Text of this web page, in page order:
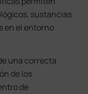
sustancias
en el entorno
una correcta
de los
de